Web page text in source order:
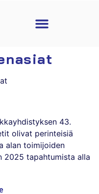
43.
olivat perinteisiä
alan toimijoiden
2025 tapahtumista alla